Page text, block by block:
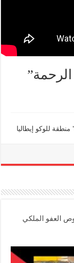
الرحمة”
للوكو إيطاليا
العفو الملكي